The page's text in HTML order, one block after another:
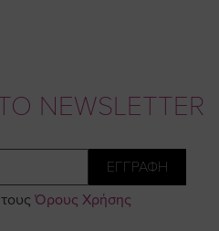
NEWSLETTER
ΕΓΓΡΑΦΗ
Όρους Χρήσης